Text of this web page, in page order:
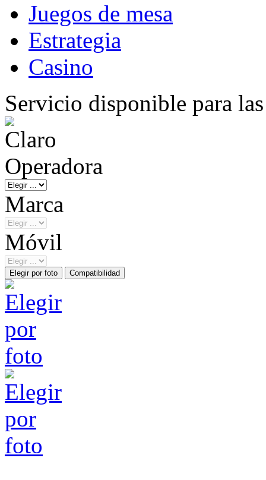
Juegos de mesa
Estrategia
Casino
Servicio disponible para
Operadora
Marca
Móvil